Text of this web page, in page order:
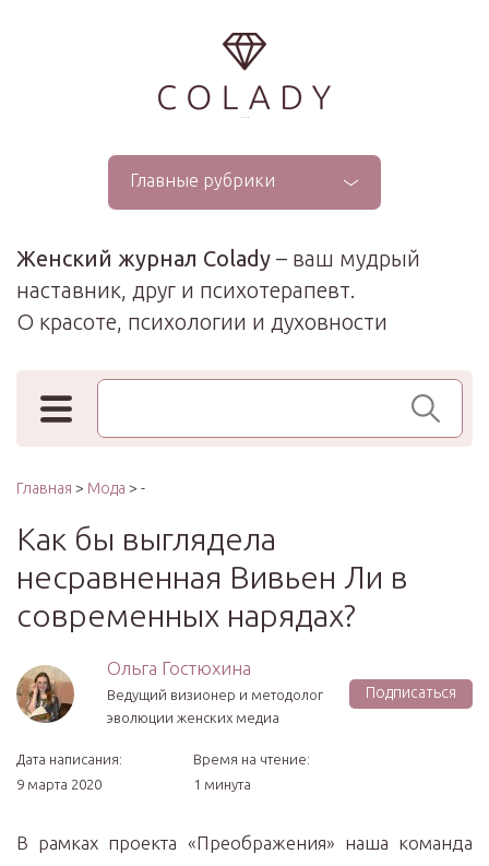
...
Главные рубрики
Женский журнал Colady – ваш мудрый
наставник, друг и психотерапевт.
О красоте, психологии и духовности
Поиск по сайту
Главная > Мода > -
Как бы выглядела
несравненная Вивьен Ли в
современных нарядах?
Ольга Гостюхина
Ведущий визионер и методолог
эволюции женских медиа
Подписаться
Дата написания:
9 марта 2020
Время на чтение:
1 минута
В рамках проекта «Преображения» наша команда